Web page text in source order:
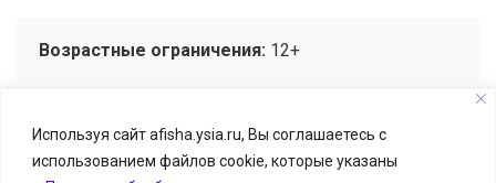
Используя сайт afisha.ysia.ru, Вы соглашаетесь с
использованием файлов cookie, которые указаны
Возрастные ограничения: 12+
© Афиша.ЯСИА I Все развлечения Якутска и Якутии, 2026